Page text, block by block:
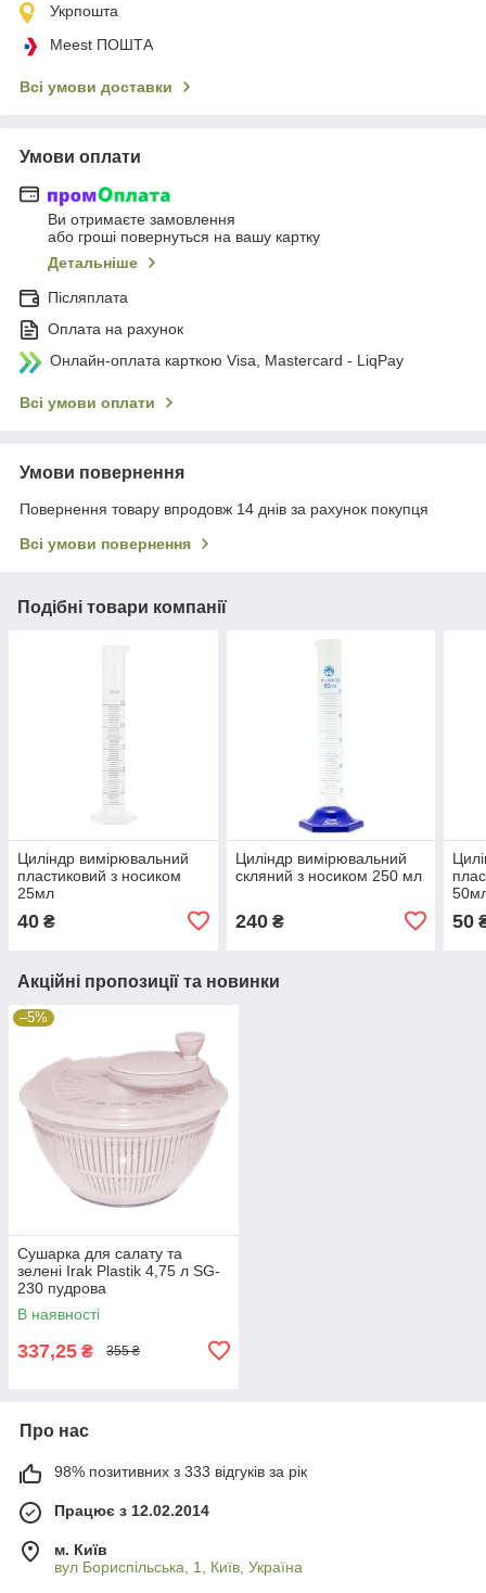
Укрпошта
Meest ПОШТА
Всі умови доставки
Умови оплати
Ви отримаєте замовлення
або гроші повернуться на вашу картку
Детальніше
Післяплата
Оплата на рахунок
Онлайн-оплата карткою Visa, Mastercard - LiqPay
Всі умови оплати
Умови повернення
Повернення товару впродовж 14 днів за рахунок покупця
Всі умови повернення
Подібні товари компанії
Циліндр вимірювальний
пластиковий з носиком
25мл
40 ₴
Циліндр вимірювальний
скляний з носиком 250 мл
240₴ 50
Акційні пропозиції та новинки
–5%
Сушарка для салату та
зелені Irak Plastik 4,75 л SG-
230 пудрова
В наявності
337,25 ₴ 355 ₴
Про нас
98% позитивних з 333 відгуків за рік
Працює з 12.02.2014
м. Київ
вул Бориспільська, 1, Київ, Україна